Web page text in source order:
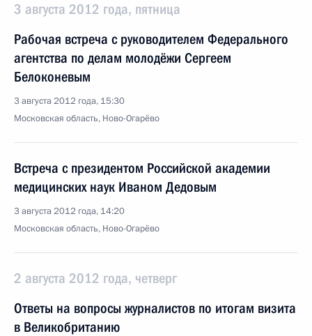
3 августа 2012 года, пятница
Рабочая встреча с руководителем Федерального
агентства по делам молодёжи Сергеем
Белоконевым
3 августа 2012 года, 15:30
Московская область, Ново-Огарёво
Встреча с президентом Российской академии
медицинских наук Иваном Дедовым
3 августа 2012 года, 14:20
Московская область, Ново-Огарёво
2 августа 2012 года, четверг
Ответы на вопросы журналистов по итогам визита
в Великобританию